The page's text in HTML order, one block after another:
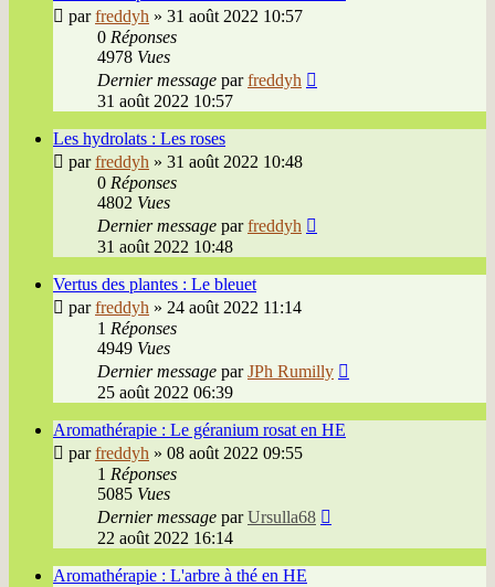
parfreddyh » 31 août 2022 10:57
0 Réponses
4978 Vues
Dernier message parfreddyh
31 août 2022 10:57
Les hydrolats : Les roses
parfreddyh » 31 août 2022 10:48
0 Réponses
4802 Vues
Dernier message parfreddyh
31 août 2022 10:48
Vertus des plantes : Le bleuet
parfreddyh » 24 août 2022 11:14
1 Réponses
4949 Vues
Dernier message parJPh Rumilly
25 août 2022 06:39
Aromathérapie : Le géranium rosat en HE
parfreddyh » 08 août 2022 09:55
1 Réponses
5085 Vues
Dernier message parUrsulla68
22 août 2022 16:14
Aromathérapie : L'arbre à thé en HE